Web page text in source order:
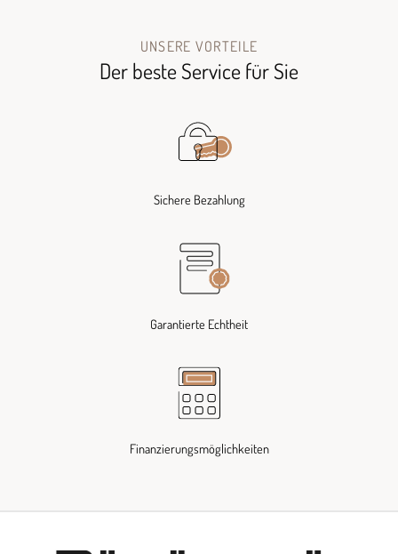
UNSERE VORTEILE
Der beste Service für Sie
Sichere Bezahlung
Garantierte Echtheit
Finanzierungsmöglichkeiten